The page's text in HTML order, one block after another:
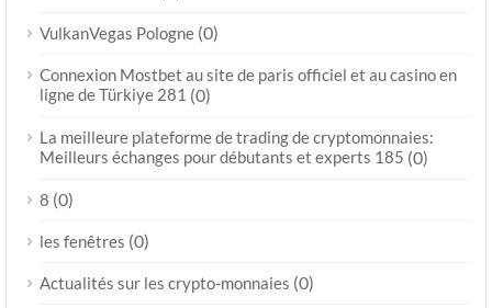
VulkanVegas Pologne (0)
Connexion Mostbet au site de paris officiel et au casino en
ligne de Türkiye 281 (0)
La meilleure plateforme de trading de cryptomonnaies:
Meilleurs échanges pour débutants et experts 185 (0)
8 (0)
les fenêtres (0)
Actualités sur les crypto-monnaies (0)